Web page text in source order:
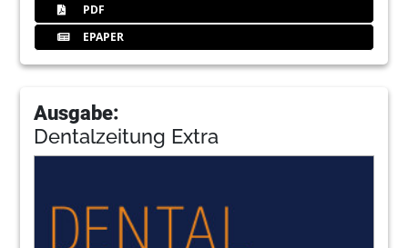
PDF
EPAPER
Ausgabe:
Dentalzeitung Extra